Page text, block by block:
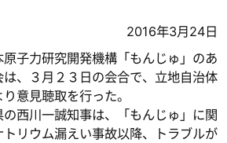
2016年3月24日
子力研究開発機構「もんじゅ」のあ
は、３月２３日の会合で、立地自治体
意見聴取を行った。
西川一誠知事は、「もんじゅ」に関
トリウム漏えい事故以降、トラブルが